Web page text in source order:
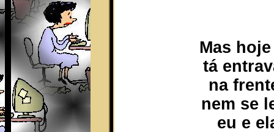
Mas
tá
na
nem se
eu e